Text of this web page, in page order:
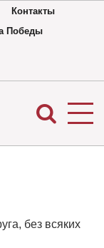
Контакты
Победы
без всяких